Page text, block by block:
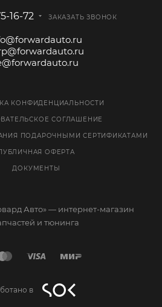
16-72 ЗАКАЗАТЬ ЗВОНОК
КОНФИДЕНЦИАЛЬНОСТИ
СОГЛАШЕНИЕ
ПОДАРОЧНЫМИ СЕРТИФИКАТАМИ
ОФЕРТА
ДОКУМЕНТЫ
Авто» — интернет-магазин
и тюнинга
в